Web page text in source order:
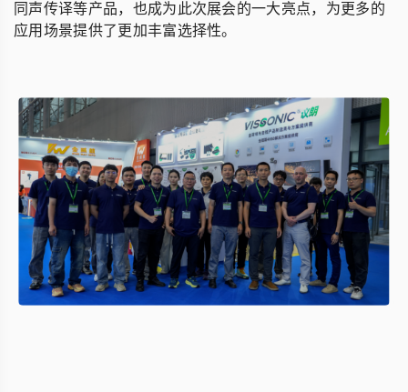
同声传译等产品，也成为此次展会的一大亮点，为更多的
应用场景提供了更加丰富选择性。